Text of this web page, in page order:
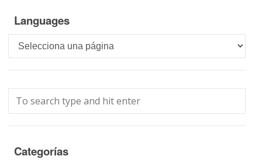
Languages
Languages
Categorías